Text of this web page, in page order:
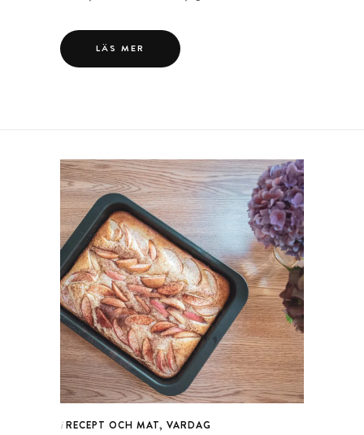
LÄS MER
i RECEPT OCH MAT, VARDAG